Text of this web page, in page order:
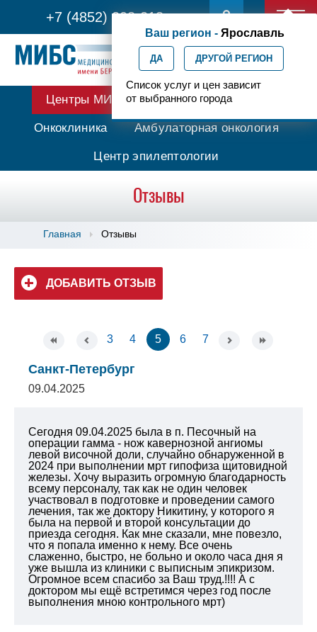
+7 (4852) 208-218
Ваш регион - Ярославль
ДА ДРУГОЙ РЕГИОН
Список услуг и цен зависит
от выбранного города
Центры МИБС Протонная терапия
Онкоклиника Амбулаторная онкология
Центр эпилептологии
Отзывы
Главная Отзывы
ДОБАВИТЬ ОТЗЫВ
3 4 5 6 7
Санкт-Петербург
09.04.2025
Сегодня 09.04.2025 была в п. Песочный на
операции гамма - нож кавернозной ангиомы
левой височной доли, случайно обнаруженной в
2024 при выполнении мрт гипофиза щитовидной
железы. Хочу выразить огромную благодарность
всему персоналу, так как не один человек
участвовал в подготовке и проведении самого
лечения, так же доктору Никитину, у которого я
была на первой и второй консультации до
приезда сегодня. Как мне сказали, мне повезло,
что я попала именно к нему. Все очень
слаженно, быстро, не больно и около часа дня я
уже вышла из клиники с выписным эпикризом.
Огромное всем спасибо за Ваш труд.!!!! А с
доктором мы ещё встретимся через год после
выполнения мною контрольного мрт)